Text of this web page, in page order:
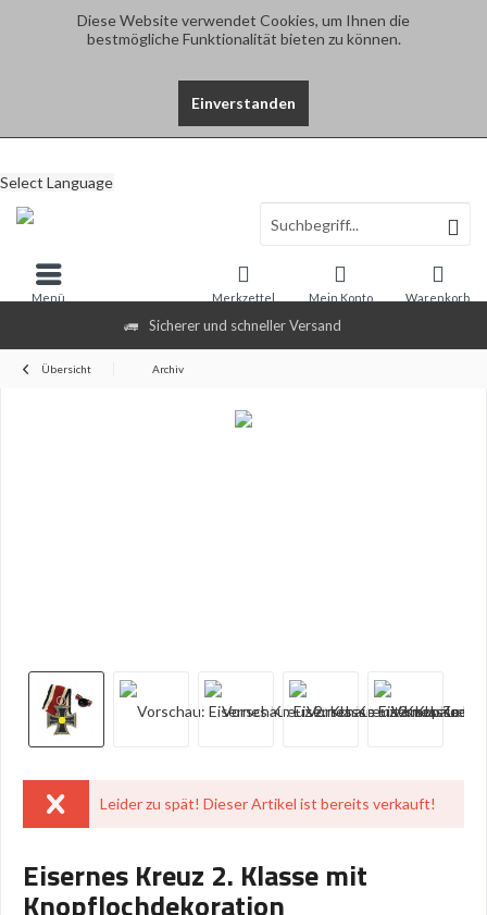
Diese Website verwendet Cookies, um Ihnen die
bestmögliche Funktionalität bieten zu können.
Einverstanden
Sicherer und schneller Versand
Select Language
Warenkorb
Merkzettel Mein Konto
Menü
Übersicht Archiv
Leider zu spät! Dieser Artikel ist bereits verkauft!
Eisernes Kreuz 2. Klasse mit
Knopflochdekoration